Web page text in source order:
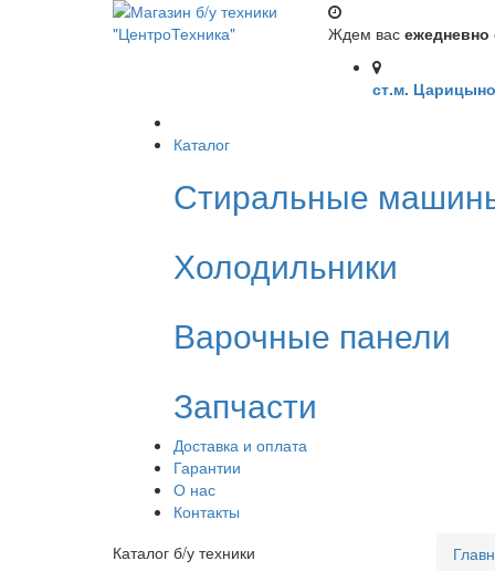
Ждем вас ежедневно
ст.м.
Каталог
Стиральные
Холодильники
Варочные панели
Запчасти
Доставка и оплата
Гарантии
О нас
Контакты
Каталог б/у техники